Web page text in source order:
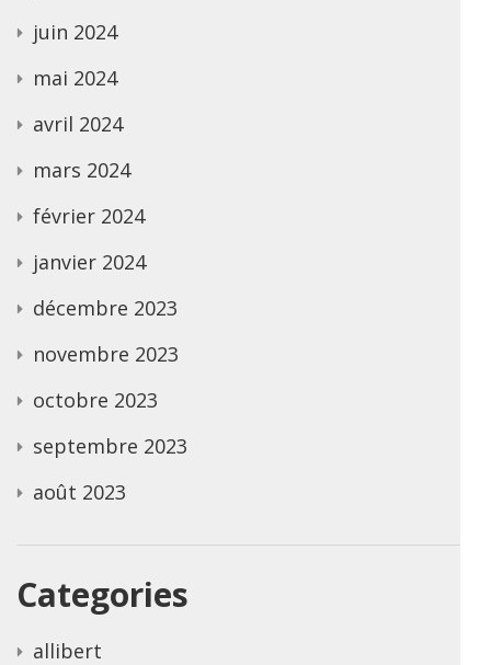
juin 2024
mai 2024
avril 2024
mars 2024
février 2024
janvier 2024
décembre 2023
novembre 2023
octobre 2023
septembre 2023
août 2023
Categories
allibert